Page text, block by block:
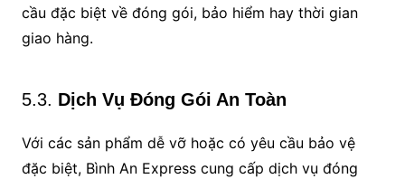
cầu đặc biệt về đóng gói, bảo hiểm hay thời gian
giao hàng.
5.3. Dịch Vụ Đóng Gói An Toàn
Với các sản phẩm dễ vỡ hoặc có yêu cầu bảo vệ
đặc biệt, Bình An Express cung cấp dịch vụ đóng